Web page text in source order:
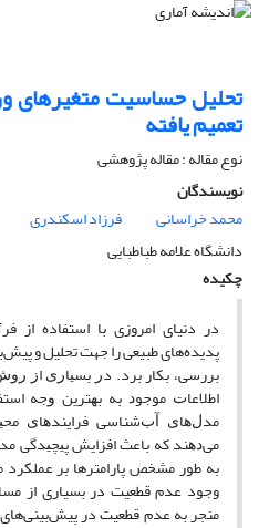
تحلیل حساسیت
تعمیم یافته
نوع مقاله : مقاله پژوهشی
نویسندگان
محمد خراسانی
فرزاد اسکندری
دانشگاه علامه طباطبایی
چکیده
در دنیای امروزی با استفاده از
پدیده‌‏های طبیعی را جهت تحلیل و
بررسی، بکار برد. دﺭ ﺑﺴﻴﺎﺭﯼ ﺍﺯ
ﺍﻃﻼﻋﺎﺕ ﻣﻮﺟﻮﺩ ﺑﻪ ﺑﻬﺘﺮﻳﻦ ﻭﺟﻪ
مدﻝ‌‌ﻫﺎﯼ ﺁﺏ‌ﺷﻨﺎﺳﯽ فرﺍﻳﻨﺪﻫﺎﯼ
ﻣﯽ‌ﺩﻫﻨﺪ ﮐﻪ ﺑﺎﻋﺚ ﺍﻓﺰﺍﻳﺶ ﭘﻴﭽﻴﺪﮔﯽ
به طور مشخص پارامترها بر عملکرد
وجود عدم قطعیت در بسیاری از
منجر به عدم قطعیت در